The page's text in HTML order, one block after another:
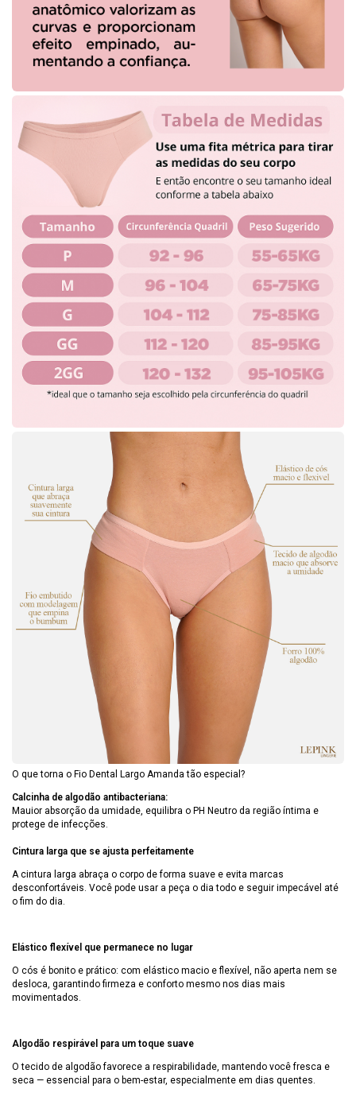
O que torna o Fio Dental Largo Amanda tão especial?
Calcinha de algodão antibacteriana:
Mauior absorção da umidade, equilibra o PH Neutro da região íntima e
protege de infecções.
Cintura larga que se ajusta perfeitamente
A cintura larga abraça o corpo de forma suave e evita marcas
desconfortáveis. Você pode usar a peça o dia todo e seguir impecável até
o fim do dia.
Elástico flexível que permanece no lugar
O cós é bonito e prático: com elástico macio e flexível, não aperta nem se
desloca, garantindo firmeza e conforto mesmo nos dias mais
movimentados.
Algodão respirável para um toque suave
O tecido de algodão favorece a respirabilidade, mantendo você fresca e
seca — essencial para o bem-estar, especialmente em dias quentes.